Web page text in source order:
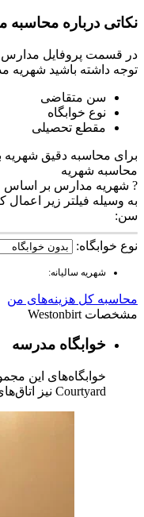
نکاتی درباره محاسبه
در قسمت پروفایل مدارس
توجه داشته باشید شهریه مدارس بر اساس ۳
سن متقاضی
نوع خوابگاه
مقطع تحصیلی
برای محاسبه دقیق شهریه
محاسبه شهریه
? شهریه مدارس بر اساس
به وسیله فیلتر زیر اعمال
سن:
نوع خوابگاه:
شهریه سالیانه:
محاسبه کل هزینه‌های من
مشخصات Westonbirt
خوابگاه مدرسه
Courtyard نیز اتاق‌های یک نفره با حمام‌های مشترک وجود دارد. بخش The Retreat هم دارای 18 الی 22 اتاق‌ خواب، یک پاسیوی منحصر بفرد و باربیکیو می‌باشد.